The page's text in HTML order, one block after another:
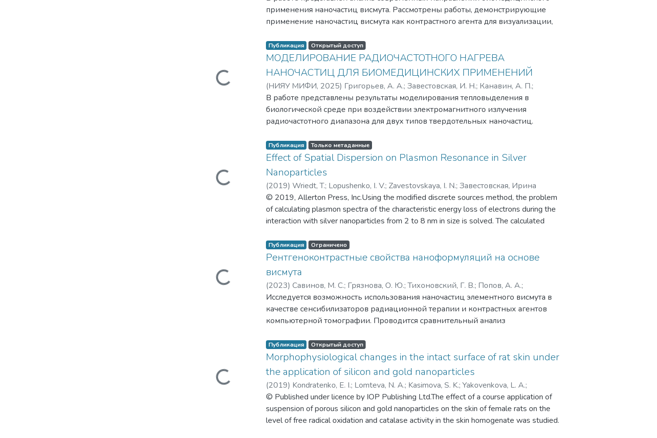
применения наночастиц висмута. Рассмотрены работы, демонстрирующие
применение наночастиц висмута как контрастного агента для визуализации,
акцент на тераностических применениях этого нового материала, которые
крайне важны для задач ранней диагностики и малоинвазивного
локализованного лечения онкологических заболеваний. Висмут
рассматривается как радионуклид для ядерной медицины. Поднимаются такие
важные вопросы, как биосовместимость, токсичность, выведение из организма.
Загружается...
Публикация Открытый доступ
МОДЕЛИРОВАНИЕ РАДИОЧАСТОТНОГО НАГРЕВА
НАНОЧАСТИЦ ДЛЯ БИОМЕДИЦИНСКИХ ПРИМЕНЕНИЙ
(НИЯУ МИФИ, 2025) Григорьев, А. А.;Завестовская, И. Н.; Канавин, А. П.;
Канавин, Андрей Павлович;Завестовская, Ирина Николаевна;Григорьев,
Андрей Андреевич
В работе представлены результаты моделирования тепловыделения в
биологической среде при воздействии электромагнитного излучения
радиочастотного диапазона для двух типов твердотельных наночастиц.
кристаллического кремния во вкладе в общий нагрев среды водного раствора
NaCl.
Загружается...
Публикация Только метаданные
Effect of Spatial Dispersion on Plasmon Resonance in Silver
Nanoparticles
(2019)Wriedt, T.; Lopushenko, I. V.;Zavestovskaya, I. N.;Завестовская, Ирина
Николаевна
© 2019, Allerton Press, Inc.Using the modified discrete sources method, the problem
of calculating plasmon spectra of the characteristic energy loss of electrons during the
interaction with silver nanoparticles from 2 to 8 nm in size is solved. The calculated
dispersion effect. The importance of the consideration of this factor when analyzing the
properties of plasmonic nanoparticles for applications in biosensorics and biomedicine is
discussed.
Загружается...
Публикация Ограничено
Pентгеноконтрастные свойства наноформуляций на основе
висмута
(2023)Савинов, М. С.; Грязнова, О. Ю.;Тихоновский, Г. В.; Попов, А. А.;
Завестовская, И. Н.;Климентов, С. М.;Кабашин, А. В.;Завестовская, Ирина
Николаевна;Кабашин, Андрей Викторович ;Климентов, Сергей Михайлович
Исследуется возможность использования наночастиц элементного висмута в
качестве сенсибилизаторов радиационной терапии и контрастных агентов
компьютерной томографии. Проводится сравнительный анализ
наночастицами золота и нанолистами оксихлорида висмута. Показано, что
лазерно-синтезированные наночастицы висмута демонстрируют более
высокую эффективность контрастирования рентгеновского излучения по
сравнению с традиционными наночастицами золота, а также обладают
схожими рентгеноконтрастными свойствами с химически синтезированными
аналогами на основе нанолистов оксихлорида висмута. Уникальные физико-
химические характеристики в сочетании с высокими рентгеноконтрастными
свойствами лазерно-синтезированных наночастиц висмута формируют новую
Загружается...
Публикация Открытый доступ
Morphophysiological changes in the intact surface of rat skin under
the application of silicon and gold nanoparticles
(2019) Kondratenko, E. I.; Lomteva, N. A.; Kasimova, S. K.;Yakovenkova, L. A.;
Timoshenko, V. Yu.;Alykova, A. F.; Zavestovskaya, I. N.;Тимошенко, Виктор Юрьевич
Завестовская, Ирина Николаевна
© Published under licence by IOP Publishing Ltd.The effect of a course application of
suspension of porous silicon and gold nanoparticles on the skin of female rats on the
level of free radical oxidation and catalase activity in the skin homogenate was studied.
We collect and process your personal information for the